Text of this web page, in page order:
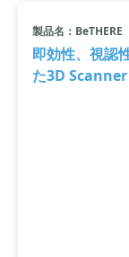
製品名：BeTHERE
即効性、視認
た3D Scanner